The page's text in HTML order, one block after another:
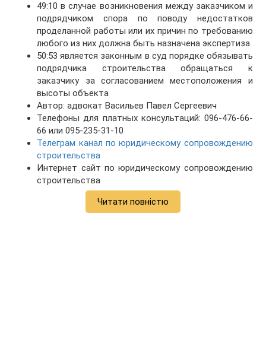
49:10 в случае возникновения между заказчиком и
подрядчиком спора по поводу недостатков
проделанной работы или их причин по требованию
любого из них должна быть назначена экспертиза
50:53 является законным в суд порядке обязывать
подрядчика строительства обращаться к
заказчику за согласованием местоположения и
высоты объекта
Автор: адвокат Васильев Павел Сергеевич
Телефоны для платных консультаций: 096-476-66-
66 или 095-235-31-10
Телеграм канал по юридическому сопровождению
строительства
Интернет сайт по юридическому сопровождению
строительства
Читати повністю